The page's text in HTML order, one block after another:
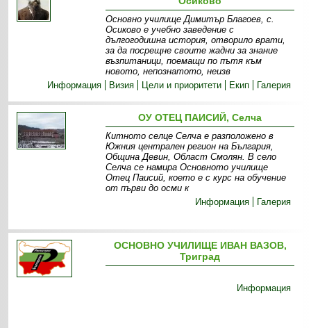
Основно училище Димитър Благоев, с.
Осиково е учебно заведение с
дългогодишна история, отворило врати,
за да посрещне своите жадни за знание
възпитаници, поемащи по пътя към
новото, непознатото, неизв
Информация
Визия Цели и приоритети Екип Галерия
ОУ ОТЕЦ ПАИСИЙ, Селча
Китното селце Селча е разположено в
Южния централен регион на България,
Община Девин, Област Смолян. В село
Селча се намира Основното училище
Отец Паисий, което е с курс на обучение
от първи до осми к
Информация
Галерия
ОСНОВНО УЧИЛИЩЕ ИВАН ВАЗОВ,
Триград
Информация